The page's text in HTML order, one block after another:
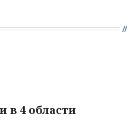
в 4 области